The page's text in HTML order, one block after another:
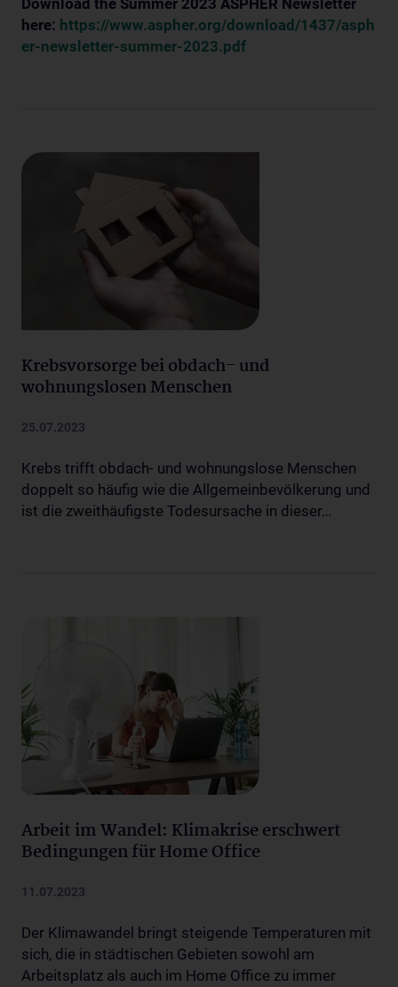
Download the Summer 2023 ASPHER Newsletter
here: https://www.aspher.org/download/1437/asph
er-newsletter-summer-2023.pdf
Krebsvorsorge bei obdach- und
wohnungslosen Menschen
25.07.2023
Krebs trifft obdach- und wohnungslose Menschen
doppelt so häufig wie die Allgemeinbevölkerung und
ist die zweithäufigste Todesursache in dieser…
Arbeit im Wandel: Klimakrise erschwert
Bedingungen für Home Office
11.07.2023
Der Klimawandel bringt steigende Temperaturen mit
sich, die in städtischen Gebieten sowohl am
Arbeitsplatz als auch im Home Office zu immer